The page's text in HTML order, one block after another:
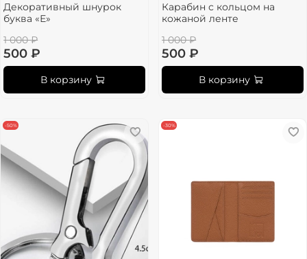
Декоративный шнурок
буква «Е»
1 000 ₽
500 ₽
В корзину
Карабин с кольцом на
кожаной ленте
1 000 ₽
500 ₽
В корзину
-50% -30%